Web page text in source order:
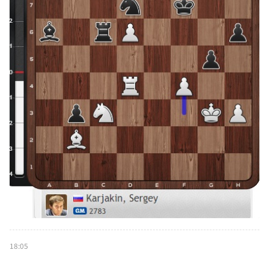
18:05